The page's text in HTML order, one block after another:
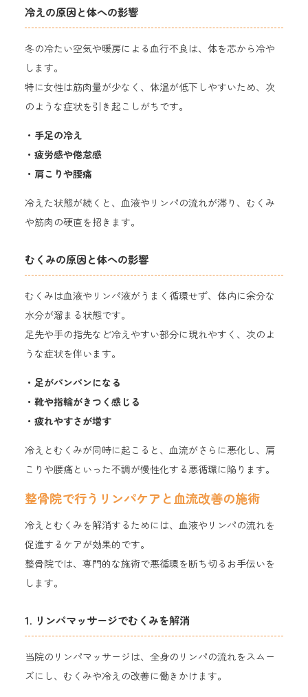
冷えの原因と体への影響
冬の冷たい空気や暖房による血行不良は、体を芯から冷や
します。
特に女性は筋肉量が少なく、体温が低下しやすいため、次
のような症状を引き起こしがちです。
・手足の冷え
・疲労感や倦怠感
・肩こりや腰痛
冷えた状態が続くと、血液やリンパの流れが滞り、むくみ
や筋肉の硬直を招きます。
むくみの原因と体への影響
むくみは血液やリンパ液がうまく循環せず、体内に余分な
水分が溜まる状態です。
足先や手の指先など冷えやすい部分に現れやすく、次のよ
うな症状を伴います。
・足がパンパンになる
・靴や指輪がきつく感じる
・疲れやすさが増す
冷えとむくみが同時に起こると、血流がさらに悪化し、肩
こりや腰痛といった不調が慢性化する悪循環に陥ります。
整骨院で行うリンパケアと血流改善の施術
冷えとむくみを解消するためには、血液やリンパの流れを
促進するケアが効果的です。
整骨院では、専門的な施術で悪循環を断ち切るお手伝いを
します。
1. リンパマッサージでむくみを解消
当院のリンパマッサージは、全身のリンパの流れをスムー
ズにし、むくみや冷えの改善に働きかけます。